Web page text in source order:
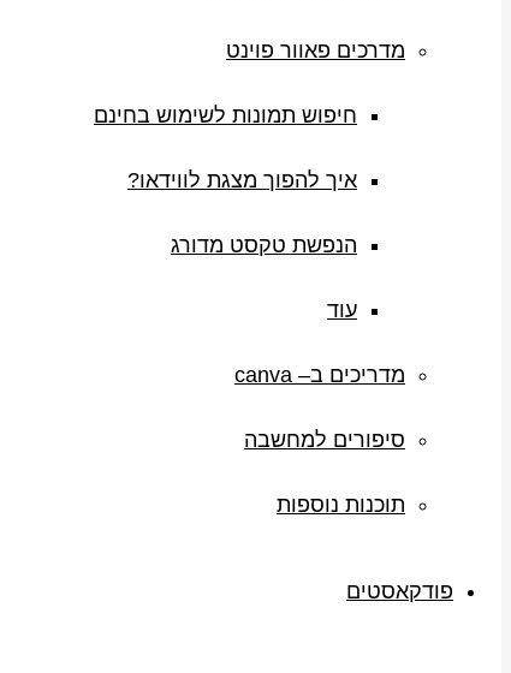
מדרכים פאוור פוינט
חיפוש תמונות לשימוש בחינם
איך להפוך מצגת לווידאו?
הנפשת טקסט מדורג
עוד
מדריכים ב– canva
סיפורים למחשבה
תוכנות נוספות
פודקאסטים